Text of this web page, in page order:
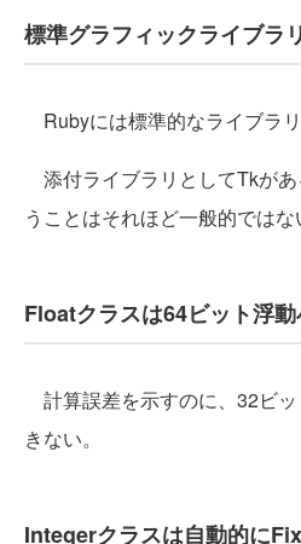
標準グラフィックライブラ
Rubyには標準的なライブラリ
添付ライブラリとしてTkが
うことはそれほど一般的ではな
Floatクラスは64ビット浮
計算誤差を示すのに、32ビ
きない。
Integerクラスは自動的に